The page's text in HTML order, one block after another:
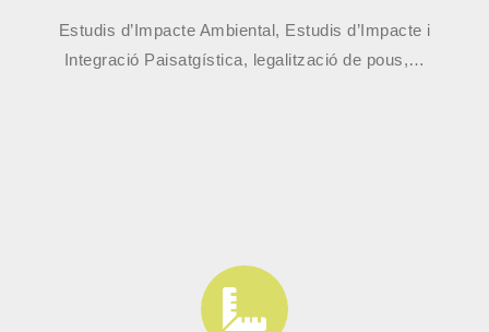
Estudis d’Impacte Ambiental, Estudis d’Impacte i
Integració Paisatgística, legalització de pous,…